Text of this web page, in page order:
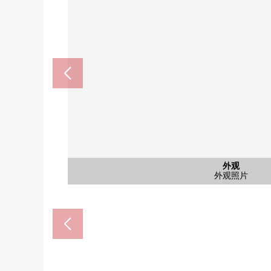
外观
外观照片
客厅
客厅
客厅
客厅
公共汽车
整体卫浴
厨房
厨房
厨房
厨房
洗脸
盥洗台
厕所
厕所
室内
西南一侧约6.0张塌塌米西
室内
西南一侧约6.0张塌塌米西
收纳
壁橱(西南一侧约6.0张塌塌米
室内
约6.8张塌塌米西式房间
室内
约6.8张塌塌米西式房间
收纳
壁橱(约6.8张塌塌米西式
室内
北侧约6.0张塌塌米西式
室内
北侧约6.0张塌塌米西式
收纳
壁橱(北侧约6.0张塌塌米西
阳台
阳台
阳台
阳台
门口
门口
共有部分
贮藏室
共有部分
自行车停放处
共有部分
垃圾堆放处
停车场
停车场
停车场
停车场
外观
外观照片
AEON札幌手稻站前店(约
步行22分钟。
手稻稻穗二条邮局(约
步行6分钟。